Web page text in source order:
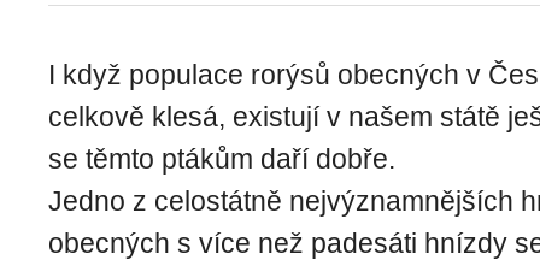
I když populace rorýsů obecných v
celkově klesá, existují v našem státě
se těmto ptákům daří dobře.
Jedno z celostátně nejvýznamnějších
obecných s více než padesáti hnízdy